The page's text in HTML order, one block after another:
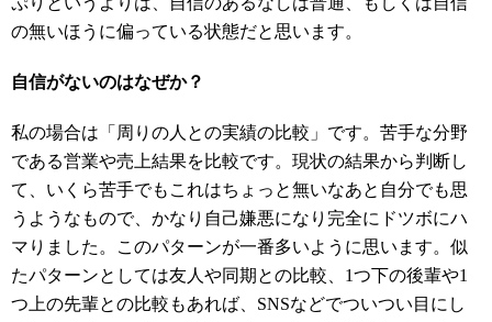
の無いほうに偏っている状態だと思います。
自信がないのはなぜか？
私の場合は「周りの人との実績の比較」です。苦手な分野
である営業や売上結果を比較です。現状の結果から判断し
て、いくら苦手でもこれはちょっと無いなあと自分でも思
うようなもので、かなり自己嫌悪になり完全にドツボにハ
マりました。このパターンが一番多いように思います。似
たパターンとしては友人や同期との比較、1つ下の後輩や1
つ上の先輩との比較もあれば、SNSなどでついつい目にし